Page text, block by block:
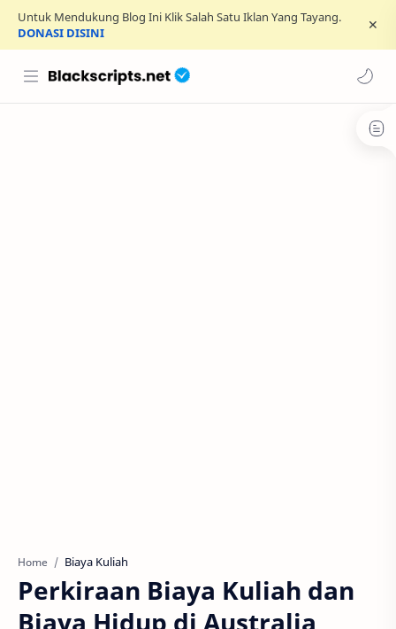
Untuk Mendukung Blog Ini Klik Salah Satu Iklan Yang Tayang.
DONASI DISINI
Home Biaya Kuliah
Perkiraan Biaya Kuliah dan
Biaya Hidup di Australia